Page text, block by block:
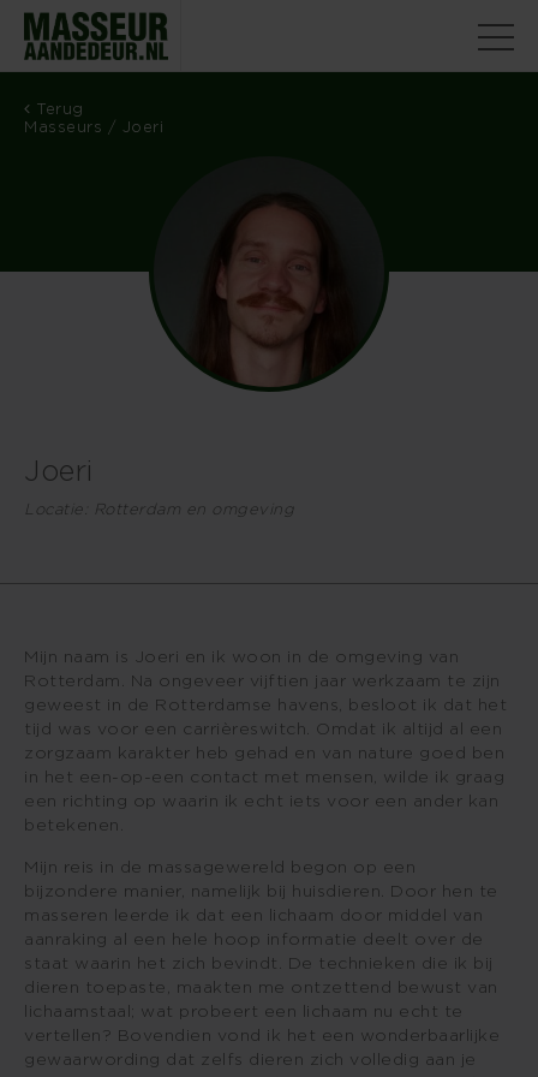
Terug
Masseurs / Joeri
Joeri
Locatie: Rotterdam en omgeving
Mijn naam is Joeri en ik woon in de omgeving van
Rotterdam. Na ongeveer vijftien jaar werkzaam te zijn
geweest in de Rotterdamse havens, besloot ik dat het
tijd was voor een carrièreswitch. Omdat ik altijd al een
zorgzaam karakter heb gehad en van nature goed ben
in het een-op-een contact met mensen, wilde ik graag
een richting op waarin ik echt iets voor een ander kan
betekenen.
Mijn reis in de massagewereld begon op een
bijzondere manier, namelijk bij huisdieren. Door hen te
masseren leerde ik dat een lichaam door middel van
aanraking al een hele hoop informatie deelt over de
staat waarin het zich bevindt. De technieken die ik bij
dieren toepaste, maakten me ontzettend bewust van
lichaamstaal; wat probeert een lichaam nu echt te
vertellen? Bovendien vond ik het een wonderbaarlijke
gewaarwording dat zelfs dieren zich volledig aan je